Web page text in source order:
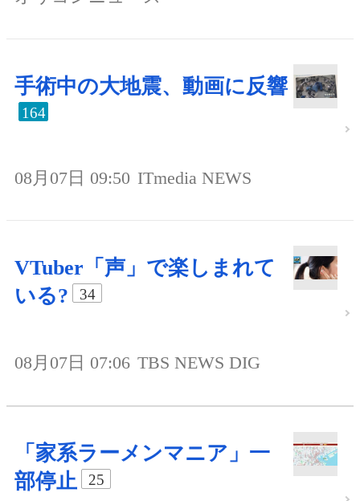
手術中の大地震、動画に反響
164
08月07日 09:50 ITmedia NEWS
VTuber「声」で楽しまれて
いる?
34
08月07日 07:06 TBS NEWS DIG
「家系ラーメンマニア」一
部停止
25